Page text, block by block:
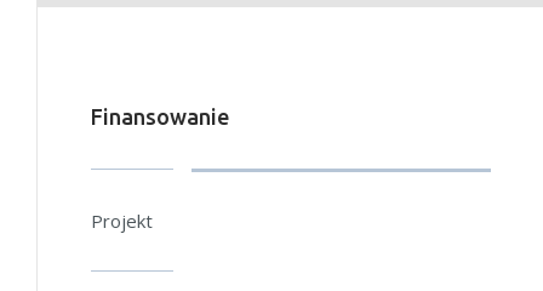
Finansowanie
Projekt